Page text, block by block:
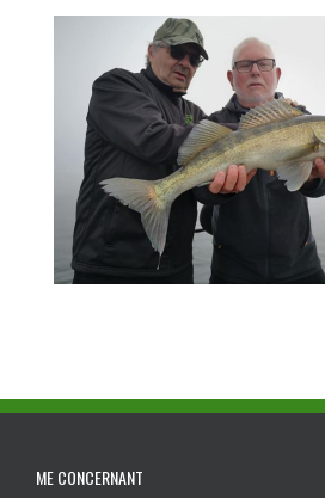
ME CONCERNANT